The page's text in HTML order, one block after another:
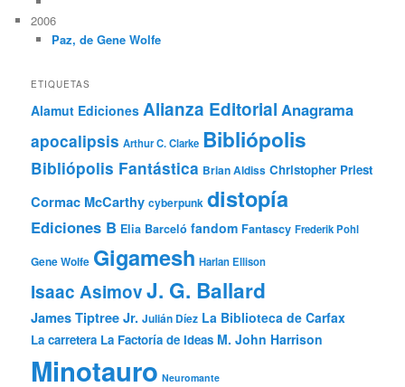
2006
Paz, de Gene Wolfe
ETIQUETAS
Alamut Ediciones Alianza Editorial Anagrama
apocalipsis Arthur C. Clarke Bibliópolis
Bibliópolis Fantástica Brian Aldiss Christopher Priest
Cormac McCarthy cyberpunk distopía
Ediciones B Elia Barceló fandom Fantascy Frederik Pohl
Gene Wolfe Gigamesh Harlan Ellison
Isaac AsimovJ. G. Ballard
James Tiptree Jr. Julián Díez La Biblioteca de Carfax
La carretera La Factoría de Ideas M. John Harrison
Minotauro Neuromante